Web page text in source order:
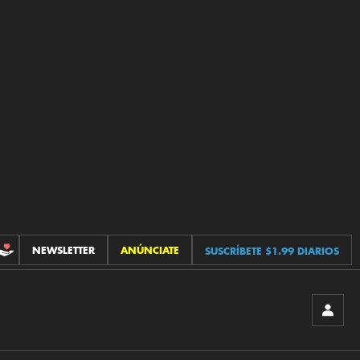
CONTRIBUCIONES
NEWSLETTER ANÚNCIATE SUSCRÍBETE $1.99 DIARIOS